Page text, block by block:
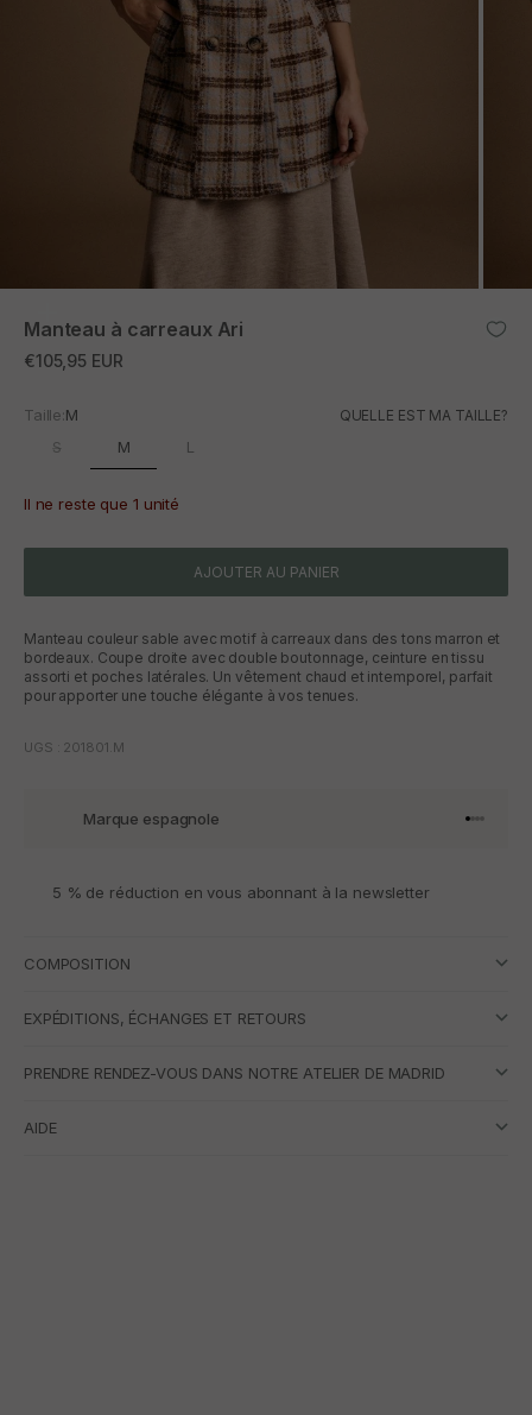
Manteau à carreaux Ari
Prix promotionnel
€105,95 EUR
Taille:M QUELLE EST MA TAILLE?
S M L
Il ne reste que 1 unité
AJOUTER AU PANIER
Manteau couleur sable avec motif à carreaux dans des tons marron et
bordeaux. Coupe droite avec double boutonnage, ceinture en tissu
assorti et poches latérales. Un vêtement chaud et intemporel, parfait
pour apporter une touche élégante à vos tenues.
UGS : 201801.M
Marque espagnole Aller à
Aller à
Aller à
Aller
5 % de réduction en vous abonnant à la newsletter
COMPOSITION
EXPÉDITIONS, ÉCHANGES ET RETOURS
PRENDRE RENDEZ-VOUS DANS NOTRE ATELIER DE MADRID
AIDE